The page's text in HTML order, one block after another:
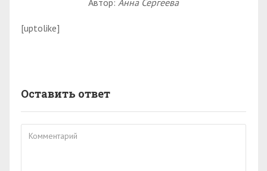
[uptolike]
Оставить ответ